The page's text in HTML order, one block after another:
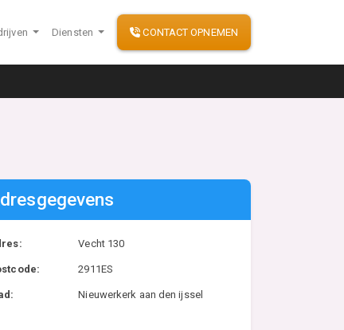
Diensten CONTACT OPNEMEN
Vecht 130
2911ES
Nieuwerkerk aan den ijssel